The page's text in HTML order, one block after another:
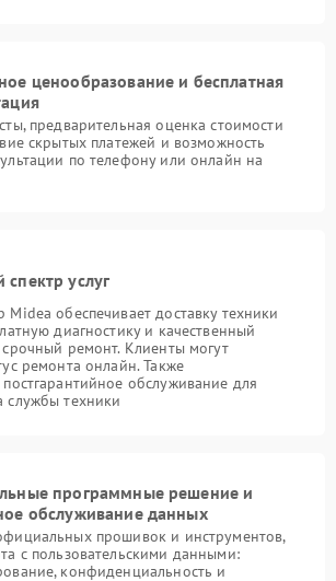
ценообразование и бесплатная
предварительная оценка стоимости
скрытых платежей и возможность
по телефону или онлайн на
услуг
обеспечивает доставку техники
диагностику и качественный
ремонт. Клиенты могут
ремонта онлайн. Также
постгарантийное обслуживание для
службы техники
программные решение и
обслуживание данных
прошивок и инструментов,
с пользовательскими данными:
конфиденциальность и